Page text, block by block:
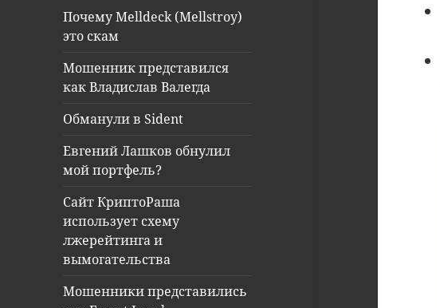
Почему Melldeck (Mellstroy)
это скам
Мошенник представился
как Владислав Валегда
Обманули в Sident
Евгений Лашков обнулил
мой портфель?
Сайт КриптоРаша
использует схему
лжерейтинга и
вымогательства
Мошенники представились